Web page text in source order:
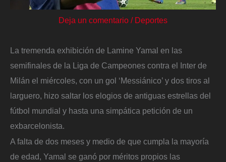
Deja un comentario / Deportes
La tremenda exhibición de Lamine Yamal en las
semifinales de la Liga de Campeones contra el Inter de
Milán el miércoles, con un gol ‘Messiánico’ y dos tiros al
larguero, hizo saltar los elogios de antiguas estrellas del
fútbol mundial y hasta una simpática petición de un
exbarcelonista.
A falta de dos meses y medio de que cumpla la mayoría
de edad, Yamal se ganó por méritos propios las